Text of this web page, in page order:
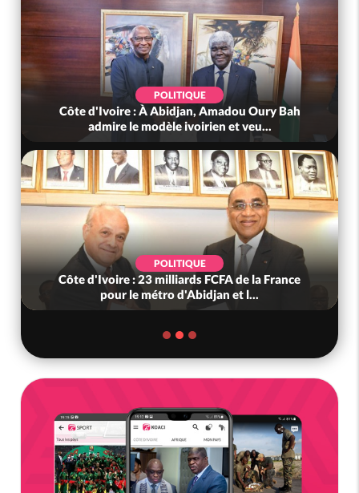
POLITIQUE
Côte d'Ivoire : À Abidjan, Amadou Oury Bah
admire le modèle ivoirien et veu...
POLITIQUE
Côte d'Ivoire : 23 milliards FCFA de la France
pour le métro d'Abidjan et l...